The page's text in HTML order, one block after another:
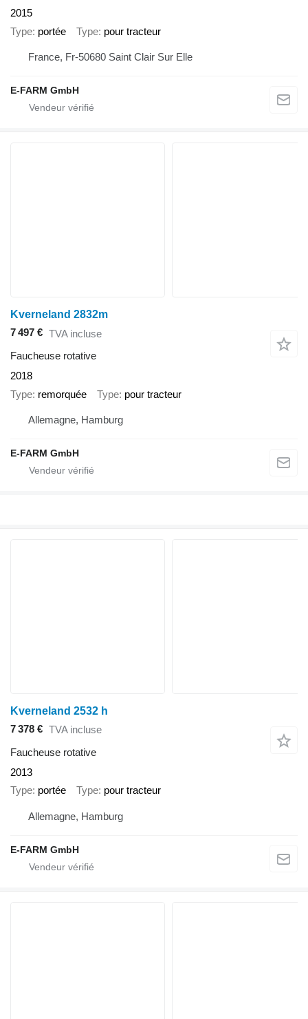
2015
Type portée Type pour tracteur
France, Fr-50680 Saint Clair Sur Elle
E-FARM GmbH
Kverneland 2832m
7 497 € TVA incluse
Faucheuse rotative
2018
Type remorquée Type pour tracteur
Allemagne, Hamburg
E-FARM GmbH
Kverneland 2532 h
7 378 € TVA incluse
Faucheuse rotative
2013
Type portée Type pour tracteur
Allemagne, Hamburg
E-FARM GmbH